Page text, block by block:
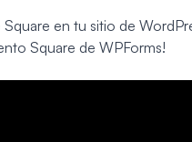
en tu sitio de
Square de WPForms!